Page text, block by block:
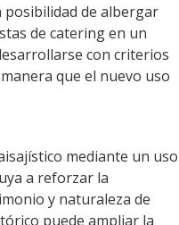
posibilidad de albergar
de catering en un
con criterios
que el nuevo uso
mediante un uso
a reforzar la
y naturaleza de
puede ampliar la